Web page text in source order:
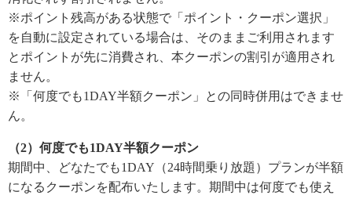
※ポイント残高がある状態で「ポイント・クーポン選択」
を自動に設定されている場合は、そのままご利用されます
とポイントが先に消費され、本クーポンの割引が適用され
ません。
※「何度でも1DAY半額クーポン」との同時併用はできませ
ん。
（2）何度でも1DAY半額クーポン
期間中、どなたでも1DAY（24時間乗り放題）プランが半額
になるクーポンを配布いたします。期間中は何度でも使え